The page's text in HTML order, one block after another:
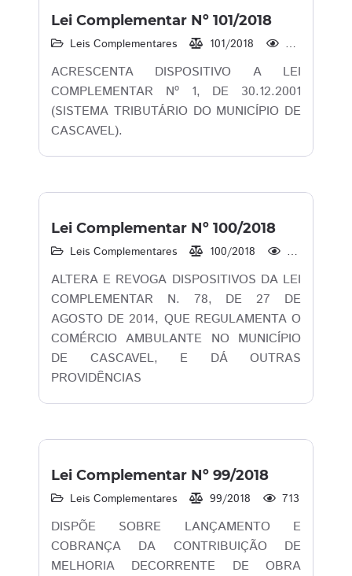
Lei Complementar Nº 101/2018
Leis Complementares 101/2018 948
ACRESCENTA DISPOSITIVO A LEI
COMPLEMENTAR Nº 1, DE 30.12.2001
(SISTEMA TRIBUTÁRIO DO MUNICÍPIO DE
CASCAVEL).
Lei Complementar Nº 100/2018
Leis Complementares 100/2018 907
ALTERA E REVOGA DISPOSITIVOS DA LEI
COMPLEMENTAR N. 78, DE 27 DE
AGOSTO DE 2014, QUE REGULAMENTA O
COMÉRCIO AMBULANTE NO MUNICÍPIO
DE CASCAVEL, E DÁ OUTRAS
PROVIDÊNCIAS
Lei Complementar Nº 99/2018
Leis Complementares 99/2018 713
DISPÕE SOBRE LANÇAMENTO E
COBRANÇA DA CONTRIBUIÇÃO DE
MELHORIA DECORRENTE DE OBRA